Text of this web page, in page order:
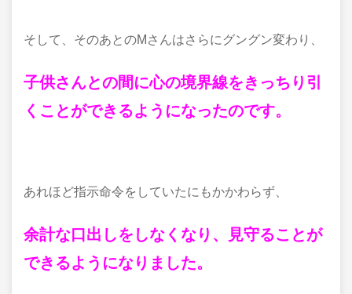
そして、そのあとのMさんはさらにグングン変わり、
子供さんとの間に心の境界線をきっちり引
くことができるようになったのです。
あれほど指示命令をしていたにもかかわらず、
余計な口出しをしなくなり、見守ることが
できるようになりました。